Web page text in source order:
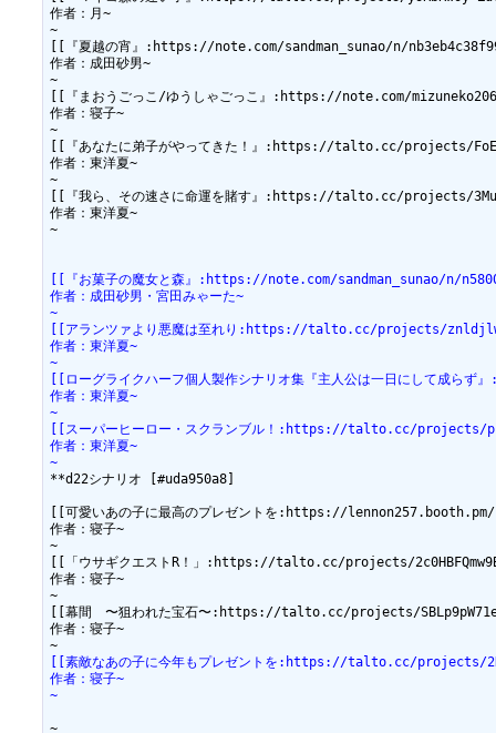
作者：月~
~
[[『夏越の宵』:https://note.com/sandman_sunao/n/
作者：成田砂男~
~
[[『まおうごっこ/ゆうしゃごっこ』:https://note.com/
作者：寝子~
~
[[『あなたに弟子がやってきた！』:https://talto.cc/projects/
作者：東洋夏~
~
[[『我ら、その速さに命運を賭す』:https://talto.cc/projects/
作者：東洋夏~
[[『お菓子の魔女と森』:https://note.com/sandman_sunao/n/
作者：成田砂男・宮田みゃーた~
~
[[アランツァより悪魔は至れり:https://talto.cc/projects/
作者：東洋夏~
~
[[ローグライクハーフ個人製作シナリオ集『主人公は一日にして
作者：東洋夏~
~
[[スーパーヒーロー・スクランブル！:https://talto.cc/projects/
作者：東洋夏~
~
**d22シナリオ [#uda950a8]
[[可愛いあの子に最高のプレゼントを:https://
作者：寝子~
~
[[「ウサギクエストR！」:https://talto.cc/projects/
作者：寝子~
~
[[幕間　〜狙われた宝石〜:https://talto.cc/projects/
作者：寝子~
[[素敵なあの子に今年もプレゼントを:https://talto.cc/projects/
作者：寝子~
~
~